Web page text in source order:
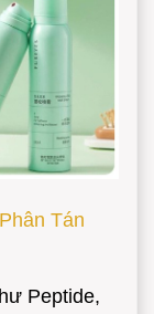
Tán
Peptide,